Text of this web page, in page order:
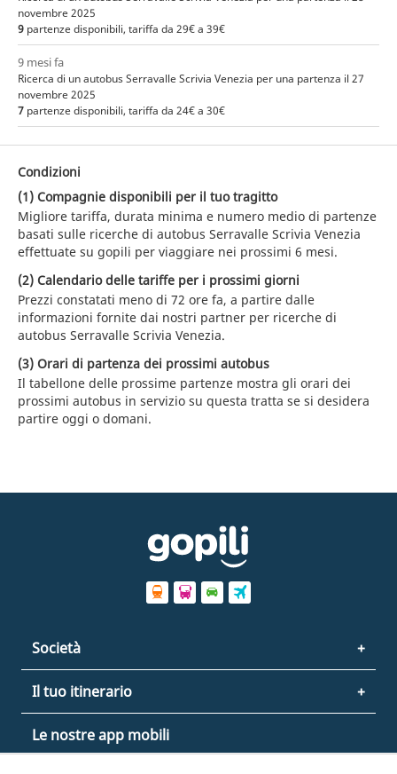
novembre 2025
9 partenze disponibili, tariffa da 29€ a 39€
9 mesi fa
Ricerca di un autobus Serravalle Scrivia Venezia per una partenza il 27
novembre 2025
7 partenze disponibili, tariffa da 24€ a 30€
Condizioni
(1) Compagnie disponibili per il tuo tragitto
Migliore tariffa, durata minima e numero medio di partenze
basati sulle ricerche di autobus Serravalle Scrivia Venezia
effettuate su gopili per viaggiare nei prossimi 6 mesi.
(2) Calendario delle tariffe per i prossimi giorni
Prezzi constatati meno di 72 ore fa, a partire dalle
informazioni fornite dai nostri partner per ricerche di
autobus Serravalle Scrivia Venezia.
(3) Orari di partenza dei prossimi autobus
Il tabellone delle prossime partenze mostra gli orari dei
prossimi autobus in servizio su questa tratta se si desidera
partire oggi o domani.
Società
Il tuo itinerario
Le nostre app mobili